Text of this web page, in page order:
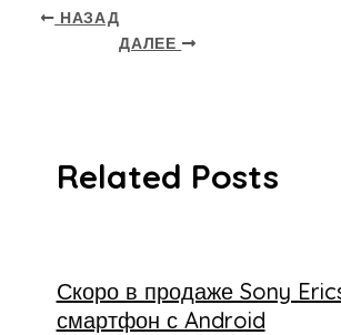
НАЗАД
ДАЛЕЕ
Related Posts
Скоро в продаже Sony
смартфон с Android